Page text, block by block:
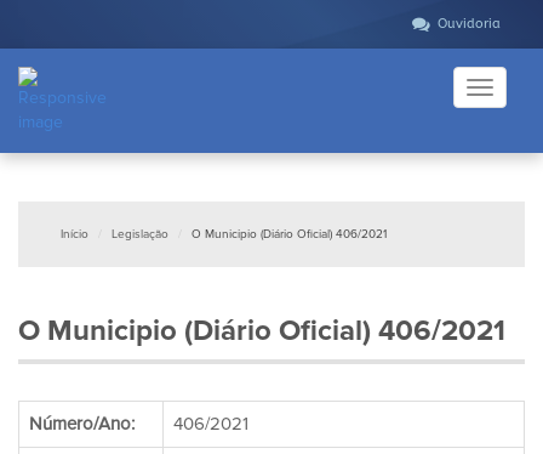
Ouvidoria
Toggle
Início Legislação O Municipio (Diário Oficial) 406/2021
O Municipio (Diário Oficial) 406/2021
Número/Ano: 406/2021